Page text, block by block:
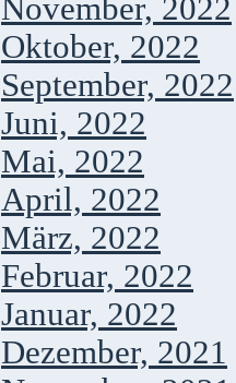
November, 2022
Oktober, 2022
September, 2022
Juni, 2022
Mai, 2022
April, 2022
März, 2022
Februar, 2022
Januar, 2022
Dezember, 2021